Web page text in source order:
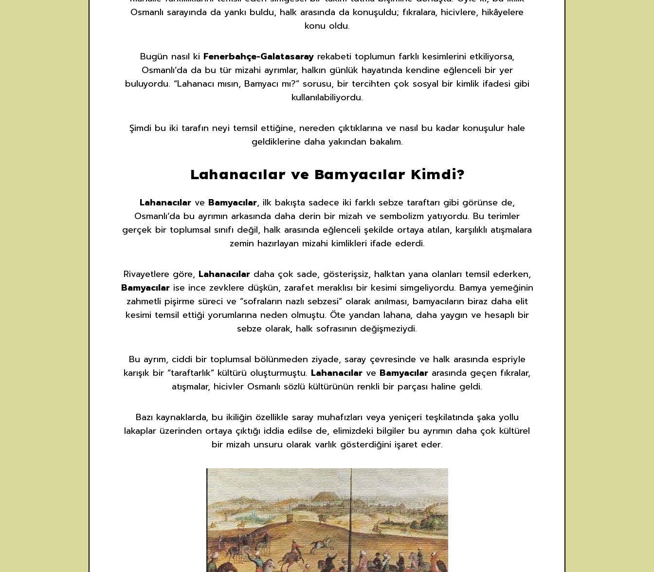
Osmanlı sarayında da yankı buldu, halk arasında da konuşuldu; fıkralara, hicivlere, hikâyelere
konu oldu.
Bugün nasıl ki Fenerbahçe-Galatasarayrekabeti toplumun farklı kesimlerini etkiliyorsa,
Osmanlı’da da bu tür mizahi ayrımlar, halkın günlük hayatında kendine eğlenceli bir yer
buluyordu. “Lahanacı mısın, Bamyacı mı?” sorusu, bir tercihten çok sosyal bir kimlik ifadesi gibi
kullanılabiliyordu.
Şimdi bu iki tarafın neyi temsil ettiğine, nereden çıktıklarına ve nasıl bu kadar konuşulur hale
geldiklerine daha yakından bakalım.
Lahanacılar ve Bamyacılar Kimdi?
Lahanacılarve Bamyacılar, ilk bakışta sadece iki farklı sebze taraftarı gibi görünse de,
Osmanlı’da bu ayrımın arkasında daha derin bir mizah ve sembolizm yatıyordu. Bu terimler
gerçek bir toplumsal sınıfı değil, halk arasında eğlenceli şekilde ortaya atılan, karşılıklı atışmalara
zemin hazırlayan mizahi kimlikleri ifade ederdi.
Rivayetlere göre, Lahanacılardaha çok sade, gösterişsiz, halktan yana olanları temsil ederken,
Bamyacılarise ince zevklere düşkün, zarafet meraklısı bir kesimi simgeliyordu. Bamya yemeğinin
zahmetli pişirme süreci ve “sofraların nazlı sebzesi” olarak anılması, bamyacıların biraz daha elit
kesimi temsil ettiği yorumlarına neden olmuştu. Öte yandan lahana, daha yaygın ve hesaplı bir
sebze olarak, halk sofrasının değişmeziydi.
Bu ayrım, ciddi bir toplumsal bölünmeden ziyade, saray çevresinde ve halk arasında espriyle
karışık bir “taraftarlık” kültürü oluşturmuştu. Lahanacılar ve Bamyacılar arasında geçen fıkralar,
atışmalar, hicivler Osmanlı sözlü kültürünün renkli bir parçası haline geldi.
Bazı kaynaklarda, bu ikiliğin özellikle saray muhafızları veya yeniçeri teşkilatında şaka yollu
lakaplar üzerinden ortaya çıktığı iddia edilse de, elimizdeki bilgiler bu ayrımın daha çok kültürel
bir mizah unsuru olarak varlık gösterdiğini işaret eder.